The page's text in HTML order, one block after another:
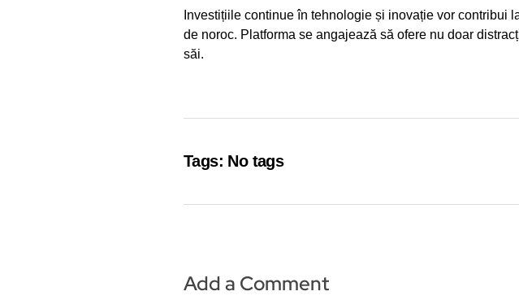
Investițiile continue în tehnologie și inovație vor
de noroc. Platforma se angajează să ofere nu doar
săi.
Tags: No tags
Add a Comment